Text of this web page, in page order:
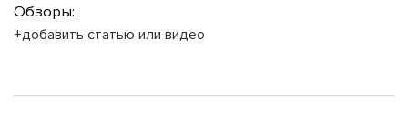
Обзоры:
+добавить статью или видео